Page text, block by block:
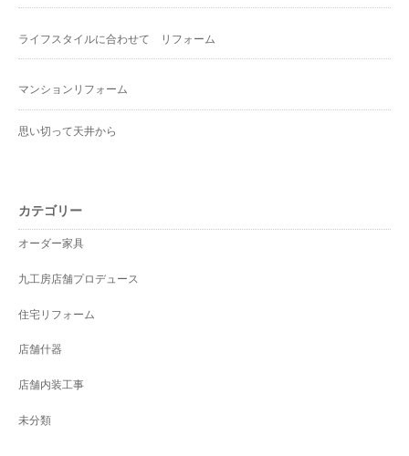
ライフスタイルに合わせて リフォーム
マンションリフォーム
思い切って天井から
カテゴリー
オーダー家具
九工房店舗プロデュース
住宅リフォーム
店舗什器
店舗内装工事
未分類